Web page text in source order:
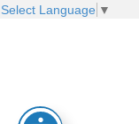
Select Language ▼